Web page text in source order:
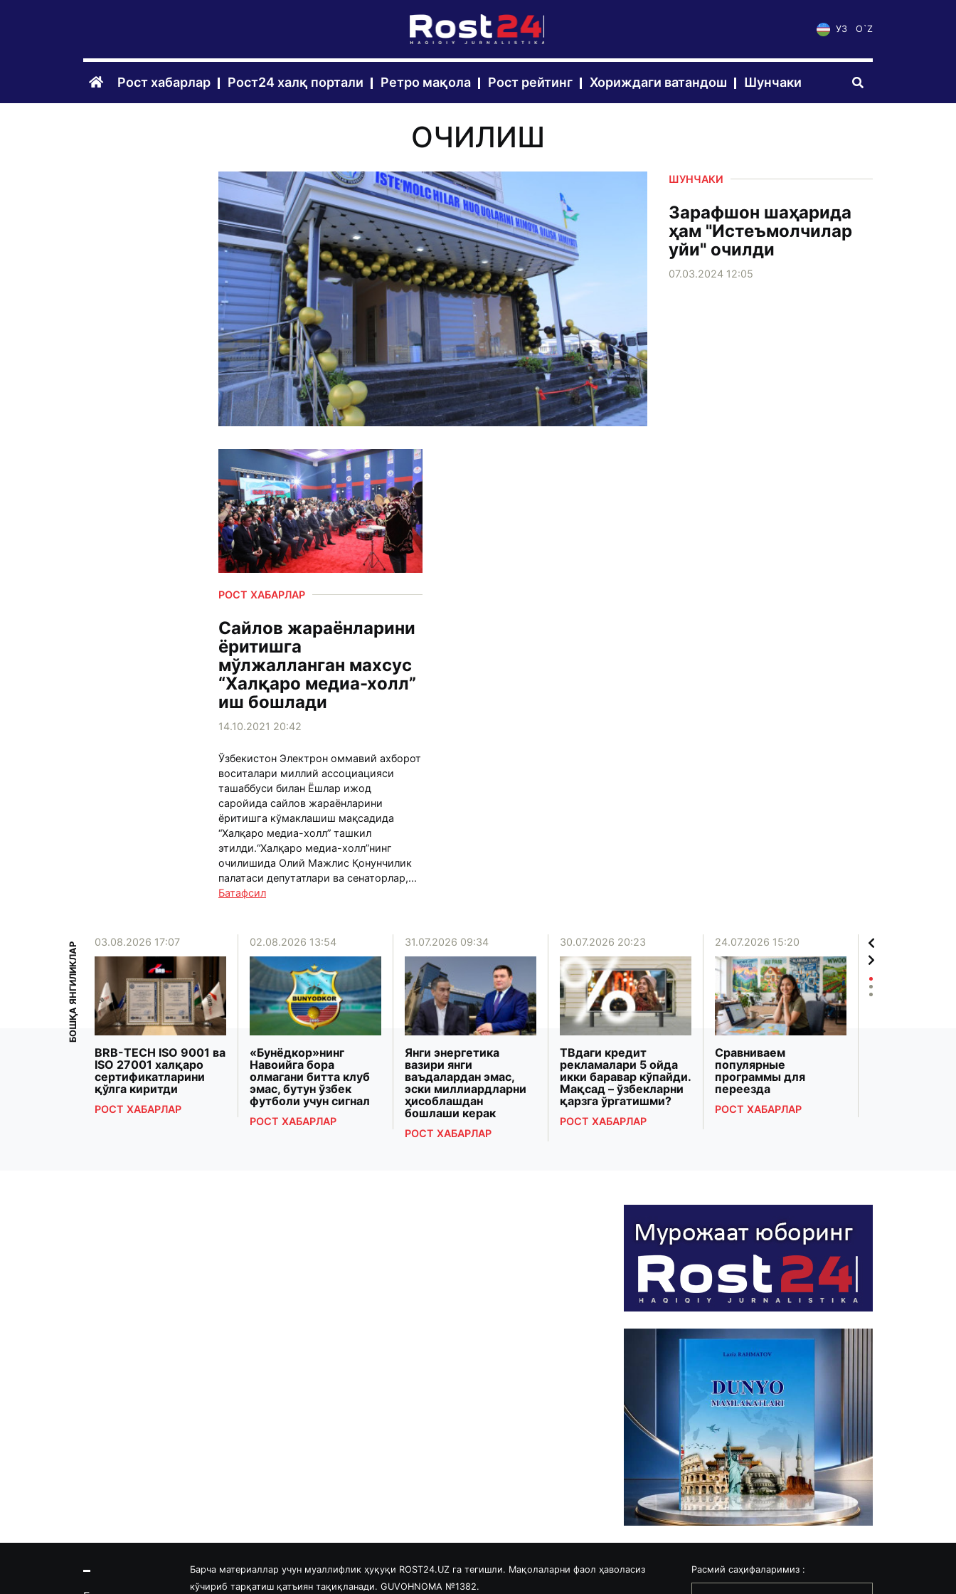
УЗ O`Z
Рост хабарлар Рост24 халқ портали Ретро мақола Рост рейтинг Хориждаги ватандош Шунчаки
ОЧИЛИШ
ШУНЧАКИ
Зарафшон шаҳарида
ҳам "Истeъмолчилар
уйи" очилди
07.03.2024 12:05
РОСТ ХАБАРЛАР
Сайлов жараёнларини
ёритишга
мўлжалланган махсус
“Халқаро медиа-холл”
иш бошлади
14.10.2021 20:42
Ўзбекистон Электрон оммавий ахборот
воситалари миллий ассоциацияси
ташаббуси билан Ёшлар ижод
саройида сайлов жараёнларини
ёритишга кўмаклашиш мақсадида
“Халқаро медиа-холл” ташкил
этилди.“Халқаро медиа-холл”нинг
очилишида Олий Мажлис Қонунчилик
палатаси депутатлари ва сенаторлар,...
Батафсил
БОШҚА ЯНГИЛИКЛАР 03.08.2026 17:07
BRB-TECH ISO 9001 ва
ISO 27001 халқаро
сертификатларини
қўлга киритди
РОСТ ХАБАРЛАР
02.08.2026 13:54
«Бунёдкор»нинг
Навоийга бора
олмагани битта клуб
эмас, бутун ўзбек
футболи учун сигнал
РОСТ ХАБАРЛАР
31.07.2026 09:34
Янги энергетика
вазири янги
ваъдалардан эмас,
эски миллиардларни
ҳисоблашдан
бошлаши керак
РОСТ ХАБАРЛАР
30.07.2026 20:23
ТВдаги кредит
рекламалари 5 ойда
икки баравар кўпайди.
Мақсад – ўзбекларни
қарзга ўргатишми?
РОСТ ХАБАРЛАР
24.07.2026 15:20
Сравниваем
популярные
программы для
переезда
РОСТ ХАБАРЛАР
20.07.2026 12:06
Барча материаллар учун муаллифлик ҳуқуқи ROST24.UZ га тегишли. Мақолаларни фаол ҳаволасиз
кўчириб тарқатиш қатъиян тақиқланади. GUVOHNOMA №1382.
Расмий саҳифаларимиз :